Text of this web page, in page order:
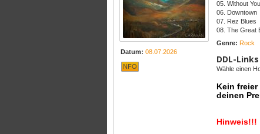
Datum: 08.07.2026
NFO
05. Without You
06. Downtown
07. Rez Blues
08. The Great
Genre: Rock
DDL-Links
Wähle einen
Kein
deinen
Hinweis!!!